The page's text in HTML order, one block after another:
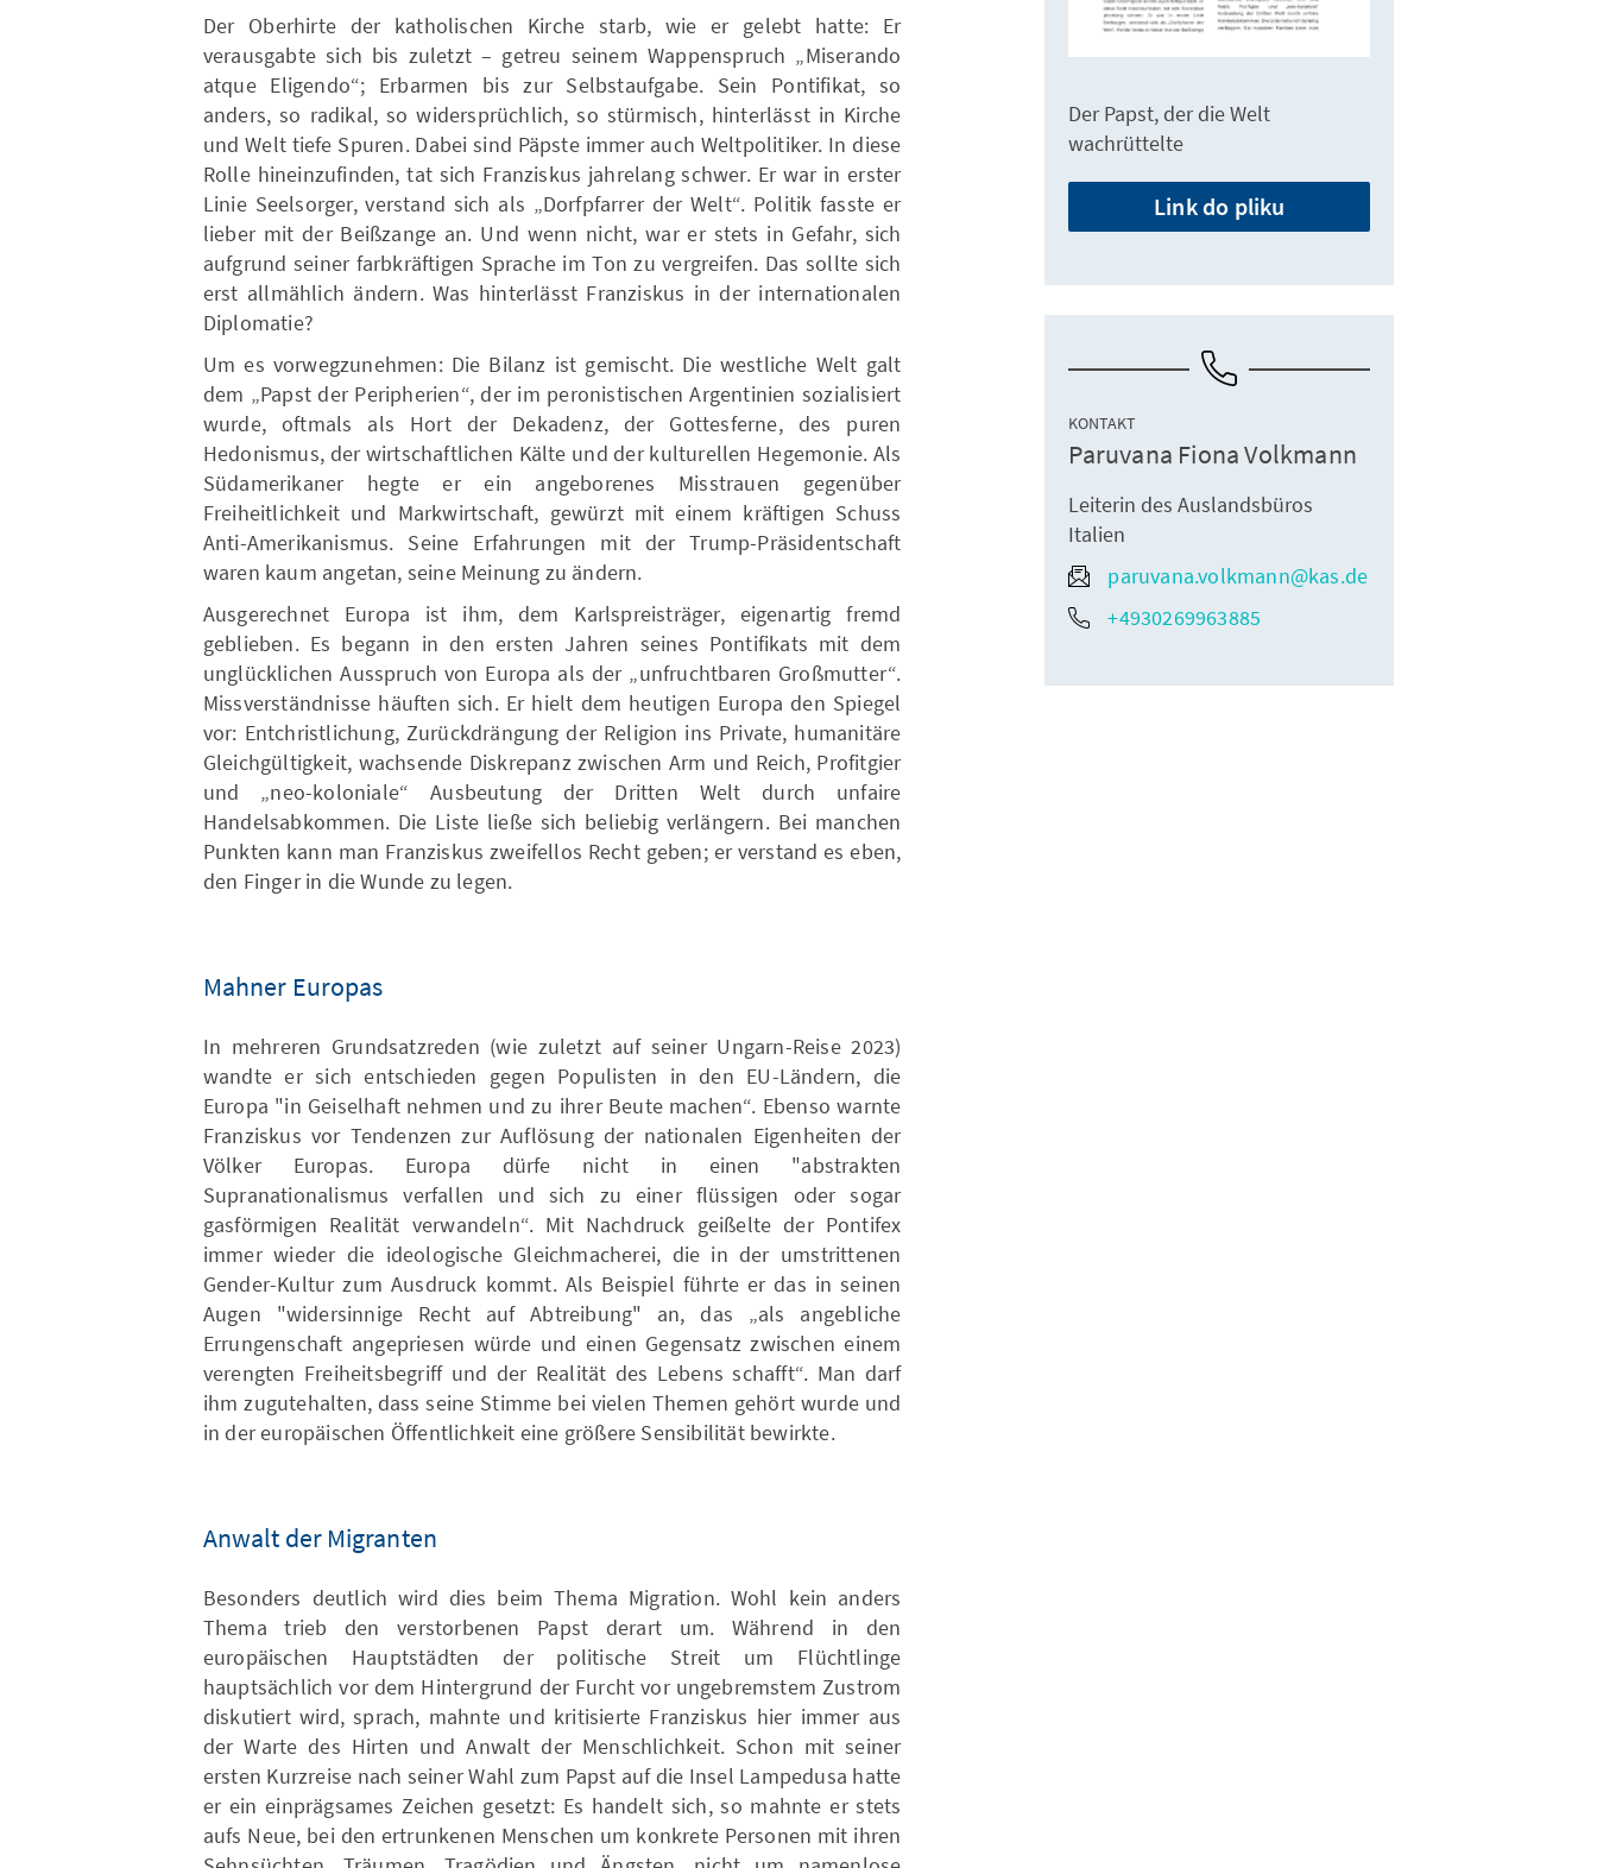
Der Oberhirte der katholischen Kirche starb, wie er gelebt hatte: Er
verausgabte sich bis zuletzt – getreu seinem Wappenspruch „Miserando
atque Eligendo“; Erbarmen bis zur Selbstaufgabe. Sein Pontifikat, so
anders, so radikal, so widersprüchlich, so stürmisch, hinterlässt in Kirche
und Welt tiefe Spuren. Dabei sind Päpste immer auch Weltpolitiker. In diese
Rolle hineinzufinden, tat sich Franziskus jahrelang schwer. Er war in erster
Linie Seelsorger, verstand sich als „Dorfpfarrer der Welt“. Politik fasste er
lieber mit der Beißzange an. Und wenn nicht, war er stets in Gefahr, sich
aufgrund seiner farbkräftigen Sprache im Ton zu vergreifen. Das sollte sich
erst allmählich ändern. Was hinterlässt Franziskus in der internationalen
Diplomatie?
Um es vorwegzunehmen: Die Bilanz ist gemischt. Die westliche Welt galt
dem „Papst der Peripherien“, der im peronistischen Argentinien sozialisiert
wurde, oftmals als Hort der Dekadenz, der Gottesferne, des puren
Hedonismus, der wirtschaftlichen Kälte und der kulturellen Hegemonie. Als
Südamerikaner hegte er ein angeborenes Misstrauen gegenüber
Freiheitlichkeit und Markwirtschaft, gewürzt mit einem kräftigen Schuss
Anti-Amerikanismus. Seine Erfahrungen mit der Trump-Präsidentschaft
waren kaum angetan, seine Meinung zu ändern.
Ausgerechnet Europa ist ihm, dem Karlspreisträger, eigenartig fremd
geblieben. Es begann in den ersten Jahren seines Pontifikats mit dem
unglücklichen Ausspruch von Europa als der „unfruchtbaren Großmutter“.
Missverständnisse häuften sich. Er hielt dem heutigen Europa den Spiegel
vor: Entchristlichung, Zurückdrängung der Religion ins Private, humanitäre
Gleichgültigkeit, wachsende Diskrepanz zwischen Arm und Reich, Profitgier
und „neo-koloniale“ Ausbeutung der Dritten Welt durch unfaire
Handelsabkommen. Die Liste ließe sich beliebig verlängern. Bei manchen
Punkten kann man Franziskus zweifellos Recht geben; er verstand es eben,
den Finger in die Wunde zu legen.
Mahner Europas
In mehreren Grundsatzreden (wie zuletzt auf seiner Ungarn-Reise 2023)
wandte er sich entschieden gegen Populisten in den EU-Ländern, die
Europa "in Geiselhaft nehmen und zu ihrer Beute machen“. Ebenso warnte
Franziskus vor Tendenzen zur Auflösung der nationalen Eigenheiten der
Völker Europas. Europa dürfe nicht in einen "abstrakten
Supranationalismus verfallen und sich zu einer flüssigen oder sogar
gasförmigen Realität verwandeln“. Mit Nachdruck geißelte der Pontifex
immer wieder die ideologische Gleichmacherei, die in der umstrittenen
Gender-Kultur zum Ausdruck kommt. Als Beispiel führte er das in seinen
Augen "widersinnige Recht auf Abtreibung" an, das „als angebliche
Errungenschaft angepriesen würde und einen Gegensatz zwischen einem
verengten Freiheitsbegriff und der Realität des Lebens schafft“. Man darf
ihm zugutehalten, dass seine Stimme bei vielen Themen gehört wurde und
in der europäischen Öffentlichkeit eine größere Sensibilität bewirkte.
Anwalt der Migranten
Besonders deutlich wird dies beim Thema Migration. Wohl kein anders
Thema trieb den verstorbenen Papst derart um. Während in den
europäischen Hauptstädten der politische Streit um Flüchtlinge
hauptsächlich vor dem Hintergrund der Furcht vor ungebremstem Zustrom
diskutiert wird, sprach, mahnte und kritisierte Franziskus hier immer aus
der Warte des Hirten und Anwalt der Menschlichkeit. Schon mit seiner
ersten Kurzreise nach seiner Wahl zum Papst auf die Insel Lampedusa hatte
er ein einprägsames Zeichen gesetzt: Es handelt sich, so mahnte er stets
aufs Neue, bei den ertrunkenen Menschen um konkrete Personen mit ihren
Der Papst, der die Welt
wachrüttelte
Link do pliku
KONTAKT
Paruvana Fiona Volkmann
Leiterin des Auslandsbüros
Italien
paruvana.volkmann@kas.de
+4930269963885